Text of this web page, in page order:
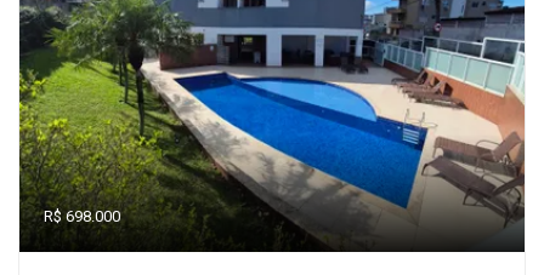
R$ 698.000